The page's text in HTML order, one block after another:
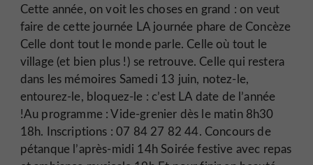
Cette année, on voit les choses en grand : on veut
faire de cette journée LA journée phare de Concèze
Celle dont tout le monde parle. Celle où tout le
village (et bien plus !) se retrouve. Celle qui restera
dans les mémoires Samedi 13 juin, notez-le,
entourez-le, bloquez-le : c’est LA date de l’année
!Au programme : Vide-grenier dès le matin 8h30
18h. Inscriptions : 07 84 27 82 44. Concours de
pétanque l’après-midi 14h Soirée festive avec repas